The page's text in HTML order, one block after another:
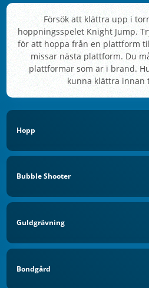
Försök att klättra upp i
hoppningsspelet Knight Jump.
för att hoppa från en plattform
missar nästa plattform. Du
plattformar som är i brand.
kunna klättra innan
Hopp
Bubble Shooter
Guldgrävning
Bondgård